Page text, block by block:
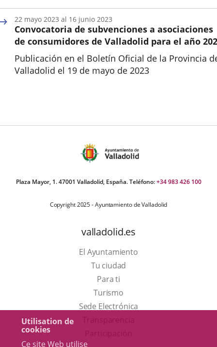
Utilisation de
cookies
Ce site Web utilise
Inicio
Convocatoria de subvenciones a asociaciones
de consumidores de Valladolid para el año
Publicación en el Boletín Oficial de la Provincia
Valladolid el 19 de mayo de 2023
22 mayo 2023 al 16 junio 2023
Plaza Mayor, 1. 47001 Valladolid, España. Teléfono:+34 983 426 100
Copyright 2025 - Ayuntamiento de Valladolid
valladolid.es
El Ayuntamiento
Tu ciudad
Para ti
TurismoEste
enlace
Sede Electrónica